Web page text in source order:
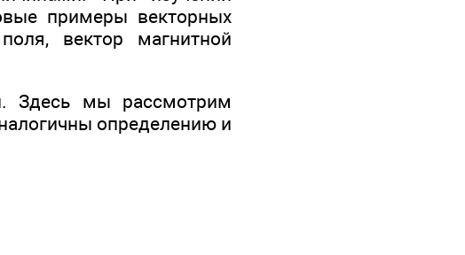
примеры векторных
вектор магнитной
Здесь мы рассмотрим
определению и